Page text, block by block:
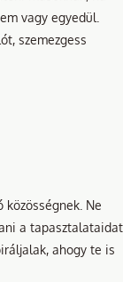
vagy egyedül.
szemezgess
Ne
a tapasztalataidat
ahogy te is